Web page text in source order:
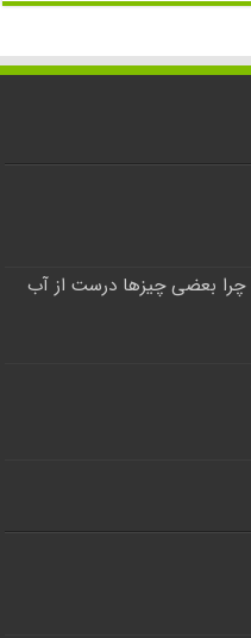
بعضی چیزها درست از آب